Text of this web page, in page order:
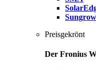
Sungrow
Preisgekrönt
Der Fronius